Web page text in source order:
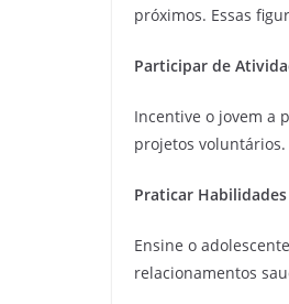
próximos. Essas
Participar de
Incentive o jovem a
projetos
Praticar
Ensine o
relacionamentos